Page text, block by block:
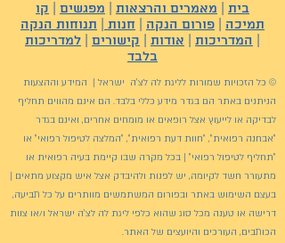
בית מאמרים והרצאות מפגשים
קו
תמיכה
פורום הנקה חנות
תנוחות הנקה
המדריכות אודות קישורים
למדריכות
בלבד
© כל הזכויות שמורות לליגת לה לצ'ה ישראל | המידע וההצעות
הניתנים באתר הם בגדר מידע כללי בלבד. הם אינם מהווים תחליף
לבדיקה או לייעוץ אצל רופאים או מומחים אחרים, ואינם בגדר
"אבחנה רפואית", "חוות דעת רפואית", "המלצה לטיפול רפואי" או
"תחליף לטיפול רפואי" | בכל מקרה שבו קיימת בעיה רפואית או
מתעורר חשד לקיומה, יש לפנות ולהיבדק אצל איש מקצוע מתאים |
בעצם השימוש באתר ובפורום המשתמשים מוותרים על כל תביעה,
דרישה או טענה מכל סוג שהוא כלפי ליגת לה לצ'ה ישראל ו/או צוות
הכותבים, העורכים והיועצים של האתר.